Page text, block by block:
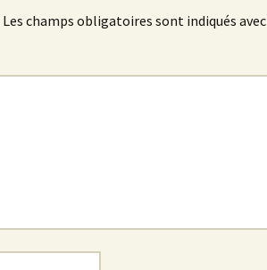
Les champs obligatoires sont indiqués avec